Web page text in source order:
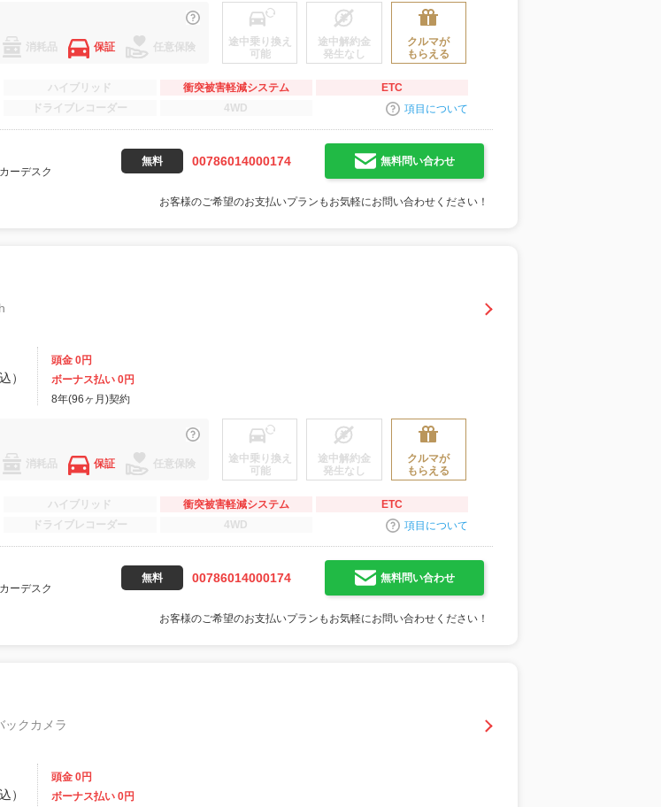
消耗品 保証 任意保険
途中乗り換え
可能
途中解約金
発生なし
クルマが
もらえる
ハイブリッド 衝突被害軽減システム
ETC
ドライブレコーダー 4WD 項目について
ーデスク
無料 00786014000174 無料問い合わせ
お客様のご希望のお支払いプランもお気軽にお問い合わせください！
）
頭金 0円
ボーナス払い 0円
8年(96ヶ月)契約
消耗品 保証 任意保険
途中乗り換え
可能
途中解約金
発生なし
クルマが
もらえる
ハイブリッド 衝突被害軽減システム
ETC
ドライブレコーダー 4WD 項目について
ーデスク
無料 00786014000174 無料問い合わせ
お客様のご希望のお支払いプランもお気軽にお問い合わせください！
クカメラ
）
頭金 0円
ボーナス払い 0円